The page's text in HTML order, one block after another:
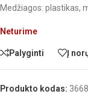
Medžiagos: plastikas,
Neturime
Palyginti Į
Produkto kodas: